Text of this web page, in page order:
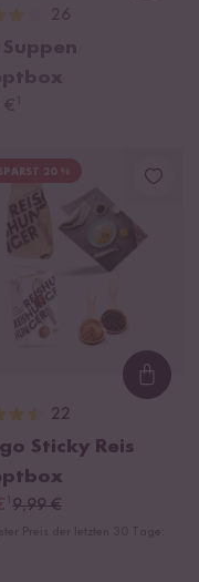
20 %
22
Sticky Reis
¹9,99 €